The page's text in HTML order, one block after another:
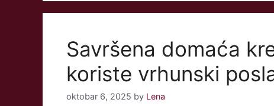
Savršena domaća
koriste vrhunski
oktobar 6, 2025 by Lena